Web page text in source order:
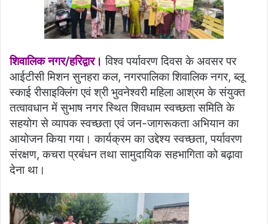
शिवालिक नगर/हरिद्वार। विश्व पर्यावरण दिवस के अवसर पर
आईटीसी मिशन सुनहरा कल, नगरपालिका शिवालिक नगर, ब्लू
स्काई रीसाइक्लिंग एवं श्री भुवनेश्वरी महिला आश्रम के संयुक्त
तत्वावधान में सुभाष नगर स्थित शिवधाम स्वच्छता समिति के
सहयोग से व्यापक स्वच्छता एवं जन-जागरूकता अभियान का
आयोजन किया गया। कार्यक्रम का उद्देश्य स्वच्छता, पर्यावरण
संरक्षण, कचरा प्रबंधन तथा सामुदायिक सहभागिता को बढ़ावा
देना था।